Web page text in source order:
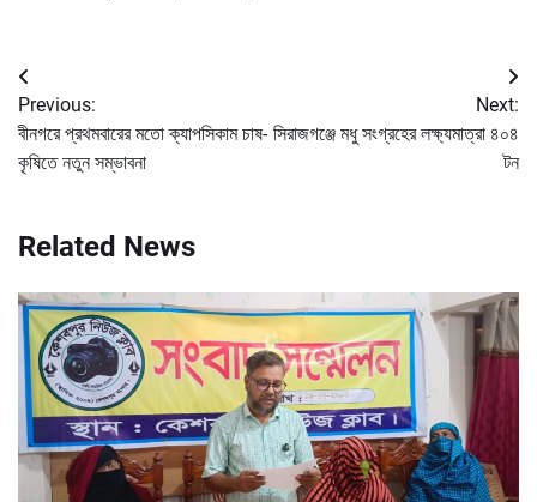
Post
navigation
Previous:
বীনগরে প্রথমবারের মতো ক্যাপসিকাম চাষ-
কৃষিতে নতুন সম্ভাবনা
Next:
সিরাজগঞ্জে মধু সংগ্রহের লক্ষ্যমাত্রা ৪০৪
টন
Related News